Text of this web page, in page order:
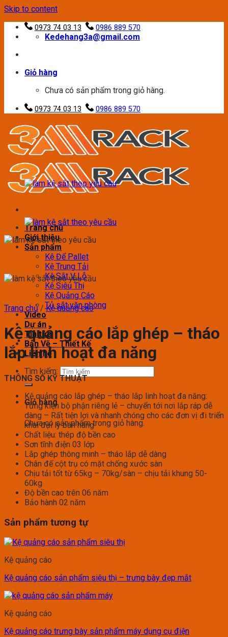
Skip to content
0973 74 03 13 0986 889 570
Kedehang3a@gmail.com
Giỏ hàng
Chưa có sản phẩm trong giỏ hàng.
0973 74 03 13 0986 889 570
Trang chủ
Giới thiệu
Sản phẩm
Kệ Để Pallet
Kệ Trung Tải
Kệ Sắt V Lỗ
Kệ Siêu Thị
Kệ Quảng Cáo
Tủ sắt văn phòng
Video
Dự án
Tin tức
Bản Vẽ – Thiết Kế
Liên hệ
Tìm kiếm:
Giỏ hàng
Chưa có sản phẩm trong giỏ hàng.
Trang chủ / Kệ quảng cáo
Kệ quảng cáo lắp ghép – tháo
lắp linh hoạt đa năng
THÔNG SỐ KỸ THUẬT
Kệ quảng cáo lắp ghép – tháo lắp linh hoạt đa năng:
Từng kiện bộ phận riêng lẻ – chuyển tới nơi lắp ráp dễ
dàng – Rất tiện lợi và nhanh chóng cho các đơn vị đi triển
khai đại lý bán hàng
Chất liệu: thép độ bền cao
Sơn tĩnh điện 03 lớp
Lắp ghép thông minh – tháo lắp dễ dàng
Chân đế cột trụ có mặt chống xước sàn
Chịu tải tốt từ 65kg – 70kg/sàn – chịu tải khung 50-
60kg
Độ bền cao trên 06 năm
Bảo hành 02 năm
Sản phẩm tương tự
Kệ quảng cáo
Kệ quảng cáo sản phẩm siêu thị – trưng bày đẹp mắt
Kệ quảng cáo
Kệ quảng cáo trưng bày sản phẩm máy dụng cụ điện